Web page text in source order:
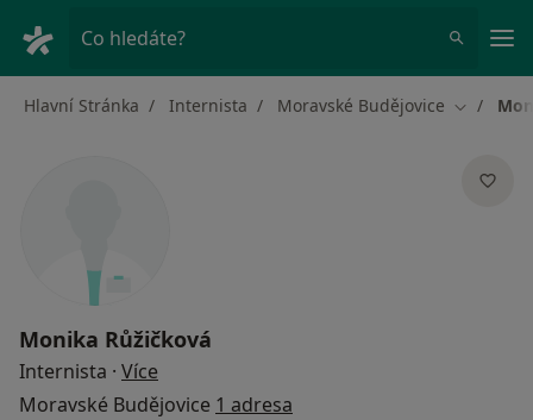
Co hledáte?
Hlavní Stránka Internista Moravské Budějovice Změna
Monika Růžičková
Internista · Více
Moravské Budějovice 1 adresa